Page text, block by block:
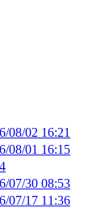
08/02 16:21
08/01 16:15
07/30 08:53
07/17 11:36